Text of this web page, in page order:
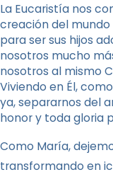
La Eucaristía nos
creación del mundo
para ser sus hijos
nosotros mucho
nosotros al mismo
Viviendo en Él,
ya, separarnos del
honor y toda gloria
Como María,
transformando en